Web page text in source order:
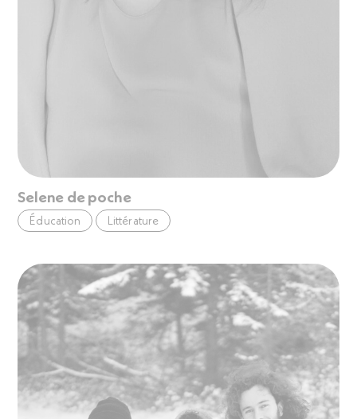
Selene de poche
Éducation Littérature